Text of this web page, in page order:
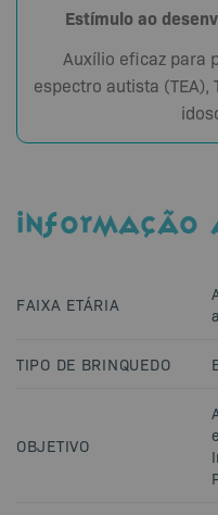
Estímulo ao
Auxílio eficaz para
espectro autista (TEA),
INFORMAÇÃO
FAIXA ETÁRIA
TIPO DE BRINQUEDO
OBJETIVO